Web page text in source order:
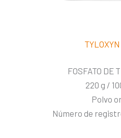
FOSFATO DE
220 g /
Polvo
Número de